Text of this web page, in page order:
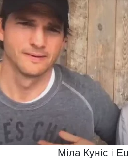
Міла Куніс і